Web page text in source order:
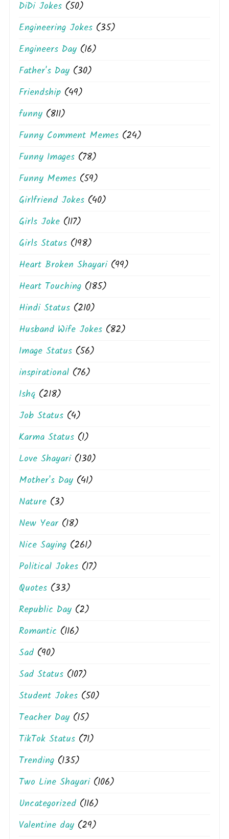
DiDi Jokes (50)
Engineering Jokes (35)
Engineers Day (16)
Father's Day (30)
Friendship (49)
funny (811)
Funny Comment Memes (24)
Funny Images (78)
Funny Memes (59)
Girlfriend Jokes (40)
Girls Joke (117)
Girls Status (198)
Heart Broken Shayari(99)
Heart Touching (185)
Hindi Status (210)
Husband Wife Jokes (82)
Image Status (56)
inspirational (76)
Ishq (218)
Job Status (4)
Karma Status (1)
Love Shayari(130)
Mother's Day (41)
Nature (3)
New Year(18)
Nice Saying (261)
Political Jokes (17)
Quotes (33)
Republic Day (2)
Romantic (116)
Sad (90)
Sad Status (107)
Student Jokes (50)
Teacher Day (15)
TikTok Status (71)
Trending (135)
Two Line Shayari(106)
Uncategorized (116)
Valentine day (29)